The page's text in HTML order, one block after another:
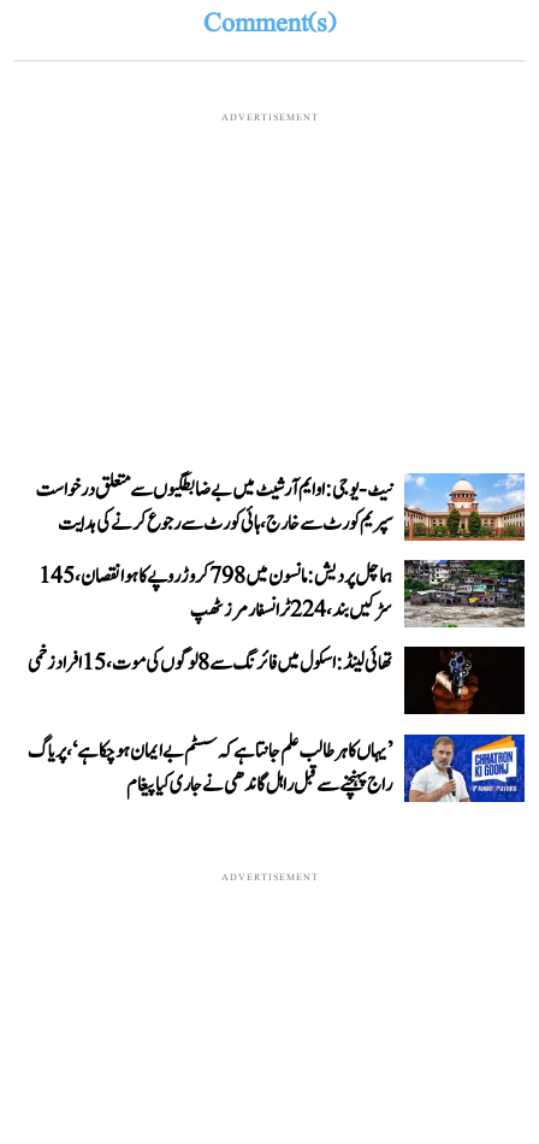
Comment(s)
ADVERTISEMENT
نیٹ-یو جی: او ایم آر شیٹ میں بے ضابطگیوں سے متعلق درخواست
سپریم کورٹ سے خارج، ہائی کورٹ سے رجوع کرنے کی ہدایت
ہماچل پردیش: مانسون میں 798 کروڑ روپے کا ہوا نقصان، 145
سڑکیں بند، 224 ٹرانسفارمرز ٹھپ
تھائی لینڈ: اسکول میں فائرنگ سے 8 لوگوں کی موت، 15 افراد زخمی
’یہاں کا ہر طالب علم جانتا ہے کہ سسٹم بے ایمان ہو چکا ہے‘، پریاگ
راج پہنچنے سے قبل راہل گاندھی نے جاری کیا پیغام
ADVERTISEMENT